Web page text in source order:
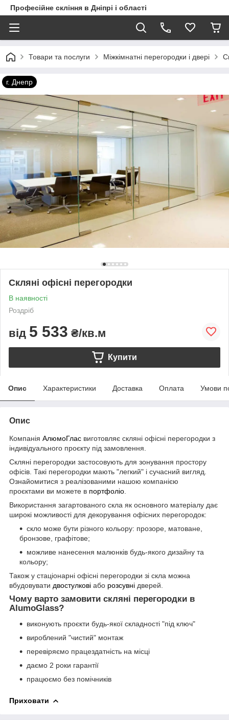
Професійне скління в Дніпрі і області
Товари та послуги Міжкімнатні перегородки і двері
г. Днепр
Скляні офісні перегородки
В наявності
Роздріб
від 5 533 ₴/кв.м
Купити
Опис Характеристики Доставка Оплата Умови
Опис
Компанія АлюмоГлас виготовляє скляні офісні перегородки з
індивідуального проєкту під замовлення.
Скляні перегородки застосовують для зонування простору
офісів. Такі перегородки мають "легкий" і сучасний вигляд.
Ознайомитися з реалізованими нашою компанією
проєктами ви можете в портфоліо
Використання загартованого скла як основного матеріалу дає
широкі можливості для декорування офісних перегородок:
скло може бути різного кольору: прозоре, матоване,
бронзове, графітове;
можливе нанесення малюнків будь-якого дизайну та
кольору;
Також у стаціонарні офісні перегородки зі скла можна
вбудовувати двостулкові або розсувні дверей.
Чому варто замовити скляні перегородки в
AlumoGlass?
виконують проєкти будь-якої складності "під ключ"
вироблений "чистий" монтаж
перевіряємо працездатність на місці
даємо 2 роки гарантії
працюємо без помічників
Приховати